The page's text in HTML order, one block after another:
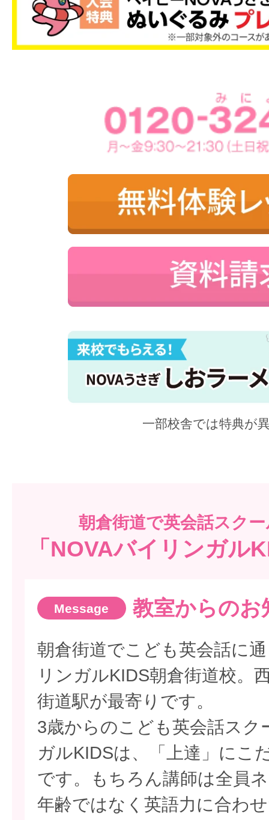
一部校舎では特典が
朝倉街道で英会話スク
「NOVAバイリンガル
教室からのお
朝倉街道でこども英会話に
リンガルKIDS朝倉街道校。
街道駅が最寄りです。
3歳からのこども英会話スク
ガルKIDSは、「上達」にこ
です。もちろん講師は全員
年齢ではなく英語力に合わ